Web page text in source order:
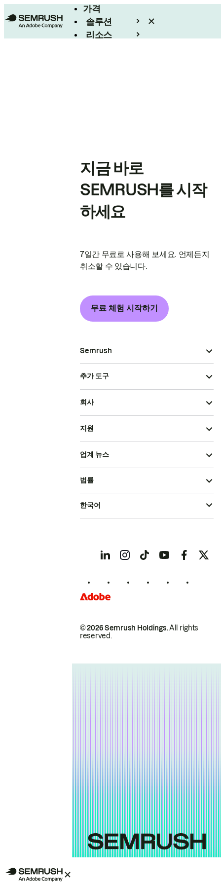
가격
솔루션
리소스
지금 바로
SEMRUSH를 시작
하세요
7일간 무료로 사용해 보세요. 언제든지
취소할 수 있습니다.
무료 체험 시작하기
Semrush
추가 도구
회사
지원
업계 뉴스
© 2026 Semrush Holdings.All rights
reserved.
법률
한국어